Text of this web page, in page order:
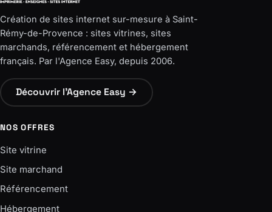
Création de sites internet sur-mesure à Saint-
Rémy-de-Provence : sites vitrines, sites
marchands, référencement et hébergement
français. Par l'Agence Easy, depuis 2006.
Découvrir l'Agence Easy →
NOS OFFRES
Site vitrine
Site marchand
Référencement
Hébergement